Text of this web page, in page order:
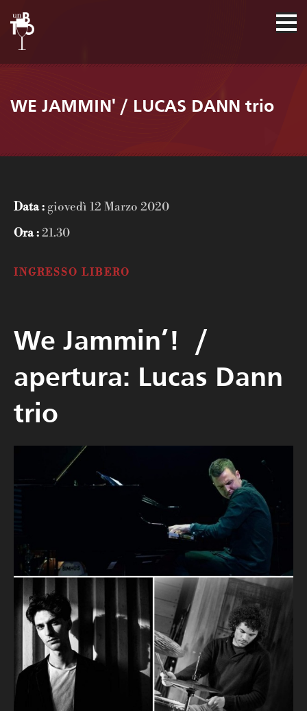
WE JAMMIN' / LUCAS DANN trio
Data :giovedì 12 Marzo 2020
Ora :21.30
INGRESSO LIBERO
We Jammin’! /
apertura: Lucas Dann
trio